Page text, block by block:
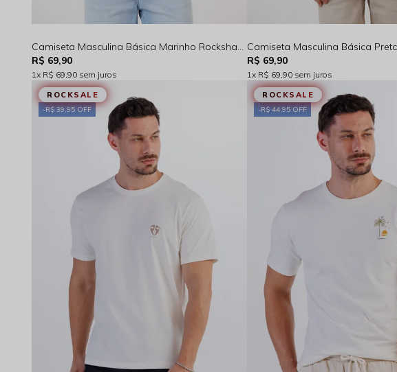
R$ 69,90
1x R$ 69,90 sem juros
R$ 69,90
1x R$ 69,90 sem juros
R$ 39,95 OFF
ROCKSALE
R$ 44,95 OFF
ROCKSALE